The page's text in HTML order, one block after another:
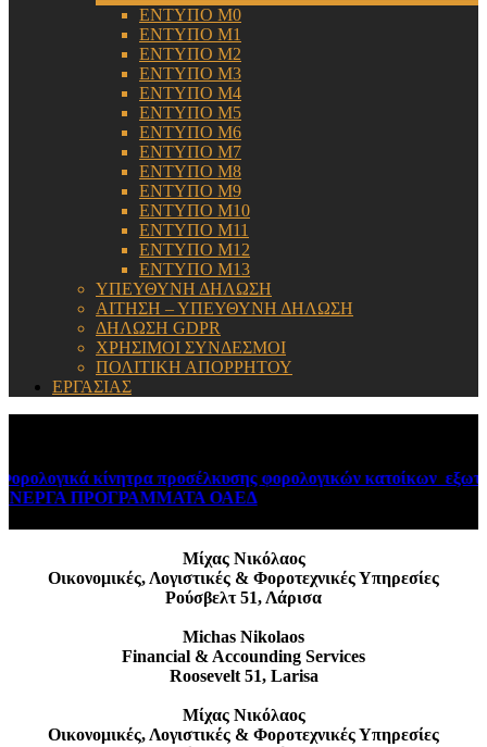
ΕΝΤΥΠΟ Μ0
ΕΝΤΥΠΟ Μ1
ΕΝΤΥΠΟ Μ2
ΕΝΤΥΠΟ Μ3
ΕΝΤΥΠΟ Μ4
ΕΝΤΥΠΟ Μ5
ΕΝΤΥΠΟ Μ6
ΕΝΤΥΠΟ Μ7
ΕΝΤΥΠΟ Μ8
ΕΝΤΥΠΟ Μ9
ΕΝΤΥΠΟ Μ10
ΕΝΤΥΠΟ Μ11
ΕΝΤΥΠΟ Μ12
ΕΝΤΥΠΟ Μ13
ΥΠΕΥΘΥΝΗ ΔΗΛΩΣΗ
ΑΙΤΗΣΗ – ΥΠΕΥΘΥΝΗ ΔΗΛΩΣΗ
ΔΗΛΩΣΗ GDPR
ΧΡΗΣΙΜΟΙ ΣΥΝΔΕΣΜΟΙ
ΠΟΛΙΤΙΚΗ ΑΠΟΡΡΗΤΟΥ
ΕΡΓΑΣΙΑΣ
κίνητρα προσέλκυσης φορολογικών κατοίκων
ΠΡΟΓΡΑΜΜΑΤΑ ΟΑΕΔ August 6, 2026
Μίχας Νικόλαος
Οικονομικές, Λογιστικές & Φοροτεχνικές Υπηρεσίες
Ρούσβελτ 51, Λάρισα
Michas Nikolaos
Financial & Accounding Services
Roosevelt 51, Larisa
Μίχας Νικόλαος
Οικονομικές, Λογιστικές & Φοροτεχνικές Υπηρεσίες